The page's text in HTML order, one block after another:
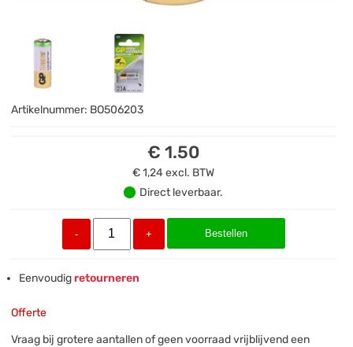
Artikelnummer: BO506203
€ 1.50
€ 1,24 excl. BTW
Direct leverbaar.
- + Bestellen
Eenvoudigretourneren
Offerte
Vraag bij grotere aantallen of geen voorraad vrijblijvend een